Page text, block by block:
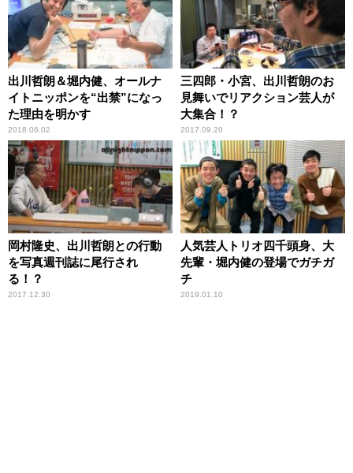
出川哲朗＆堀内健、オールナ
イトニッポンを“出禁”になっ
た理由を明かす
2018.06.02
三四郎・小宮、出川哲朗のお
見舞いでリアクション芸人が
大集合！？
2017.09.20
岡村隆史、出川哲朗との行動
を写真週刊誌に尾行され
る！？
2017.12.30
人気芸人トリオ四千頭身、大
先輩・堀内健の登場でガチガ
チ
2019.01.10